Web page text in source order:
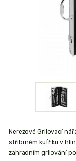
Nerezové Grilovací
stříbrném kufříku v
zahradním grilování